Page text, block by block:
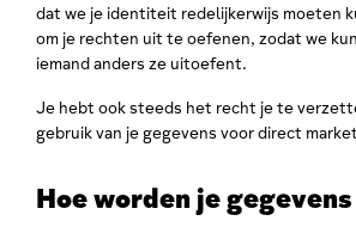
dat we je identiteit redelijkerwijs moeten
om je rechten uit te oefenen, zodat we
iemand anders ze uitoefent.
Je hebt ook steeds het recht je te
gebruik van je gegevens voor direct
Hoe worden je